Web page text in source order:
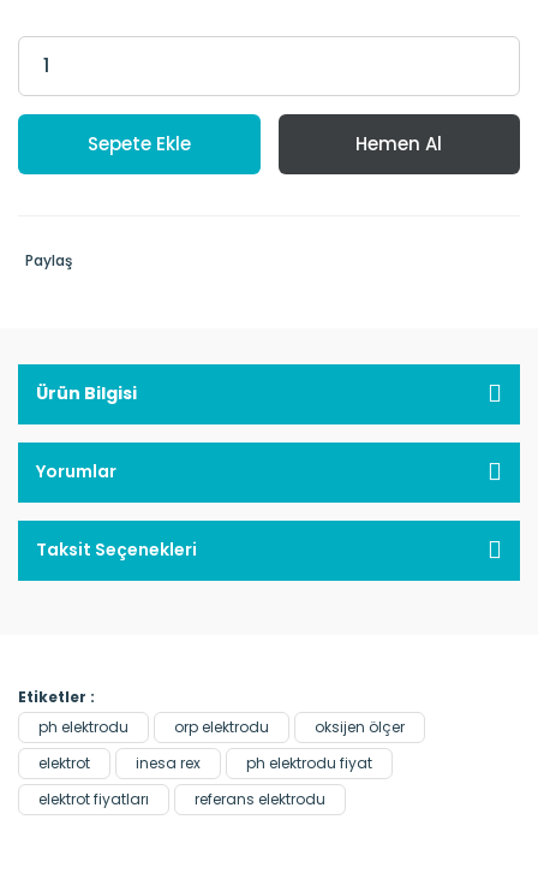
Sepete Ekle Hemen Al
Paylaş
Ürün Bilgisi
Yorumlar
Taksit Seçenekleri
Etiketler :
ph elektrodu
orp elektrodu
oksijen ölçer
elektrot
inesa rex
ph elektrodu fiyat
elektrot fiyatları
referans elektrodu